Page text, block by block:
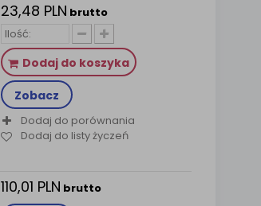
23,48 PLN brutto
Dodaj do koszyka
Zobacz
Dodaj do porównania
Dodaj do listy życzeń
110,01 PLN brutto